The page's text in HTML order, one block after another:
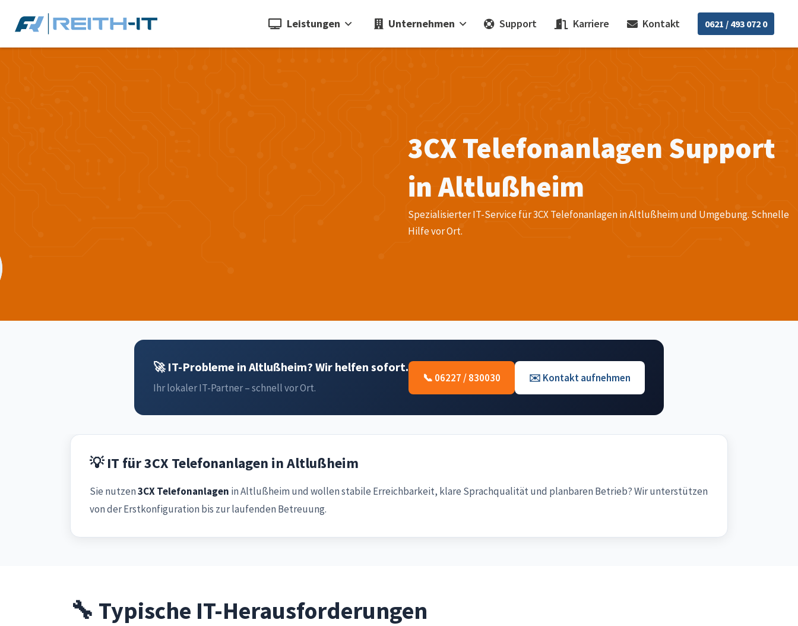
Leistungen Unternehmen Support Karriere Kontakt 0621 / 493 072 0
3CX Telefonanlagen Support
in Altlußheim
Spezialisierter IT-Service für 3CX Telefonanlagen in Altlußheim und Umgebung. Schnelle
Hilfe vor Ort.
🚀 IT-Probleme in Altlußheim? Wir helfen sofort.
Ihr lokaler IT-Partner – schnell vor Ort.
📞 06227 / 830030 ✉️ Kontakt aufnehmen
💡 IT für 3CX Telefonanlagen in Altlußheim
Sie nutzen3CX Telefonanlagen in Altlußheim und wollen stabile Erreichbarkeit, klare Sprachqualität und planbaren Betrieb? Wir unterstützen
von der Erstkonfiguration bis zur laufenden Betreuung.
🔧 Typische IT-Herausforderungen